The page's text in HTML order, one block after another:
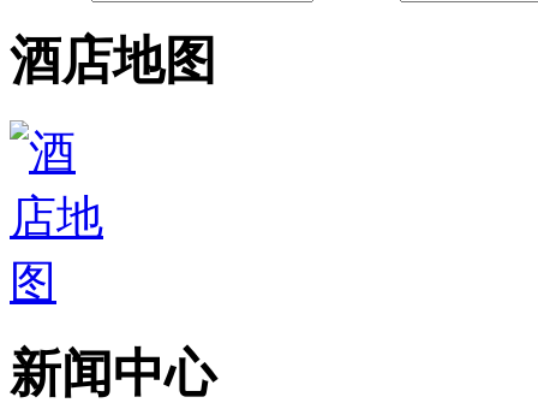
酒店地图
新闻中心